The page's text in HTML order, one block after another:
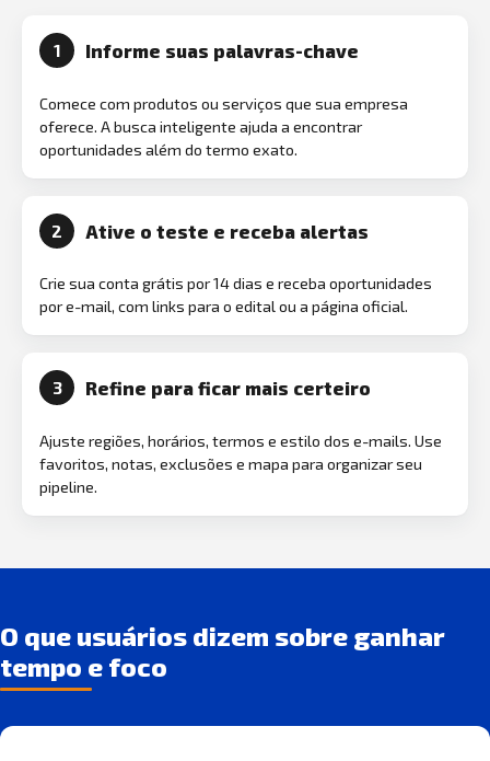
1 Informe suas palavras-chave
Comece com produtos ou serviços que sua empresa
oferece. A busca inteligente ajuda a encontrar
oportunidades além do termo exato.
2 Ative o teste e receba alertas
Crie sua conta grátis por 14 dias e receba oportunidades
por e-mail, com links para o edital ou a página oficial.
3 Refine para ficar mais certeiro
Ajuste regiões, horários, termos e estilo dos e-mails. Use
favoritos, notas, exclusões e mapa para organizar seu
pipeline.
O que usuários dizem sobre ganhar
tempo e foco